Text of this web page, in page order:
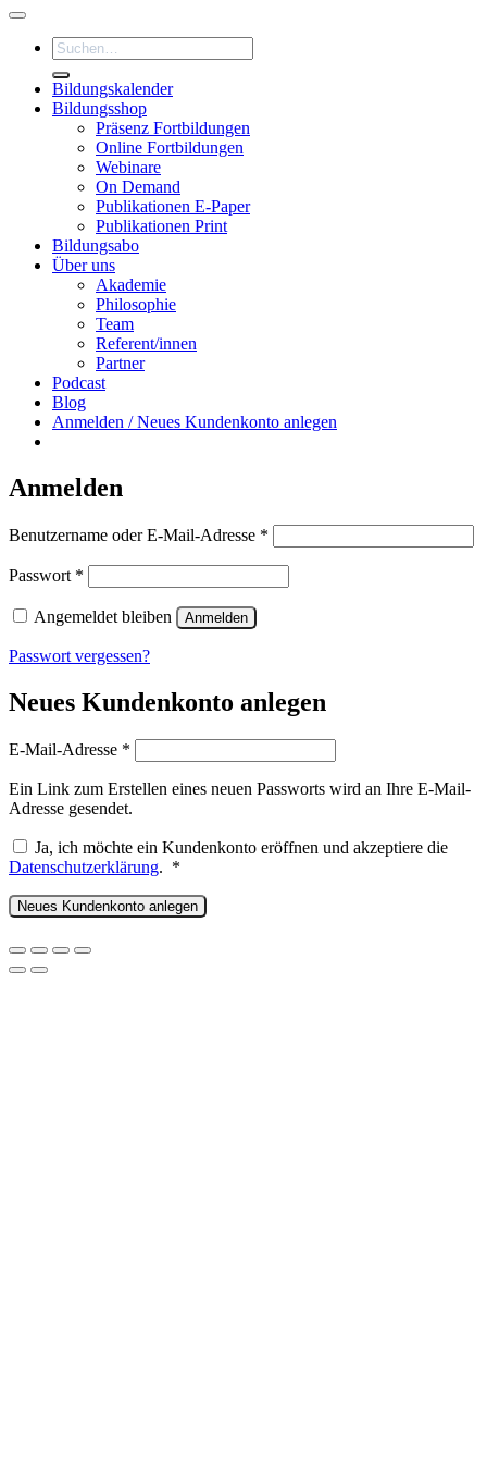
Suchen
nach:
Bildungskalender
Bildungsshop
Präsenz Fortbildungen
Online Fortbildungen
Webinare
On Demand
Publikationen E-Paper
Publikationen Print
Bildungsabo
Über uns
Akademie
Philosophie
Team
Referent/innen
Partner
Podcast
Blog
Anmelden / Neues Kundenkonto anlegen
Anmelden
Benutzername oder E-Mail-Adresse *
Passwort *
Angemeldet bleiben Anmelden
Passwort vergessen?
Neues Kundenkonto anlegen
E-Mail-Adresse *
Ein Link zum Erstellen eines neuen Passworts wird an Ihre E-Mail-
Adresse gesendet.
Ja, ich möchte ein Kundenkonto eröffnen und akzeptiere die
Datenschutzerklärung. *
Neues Kundenkonto anlegen